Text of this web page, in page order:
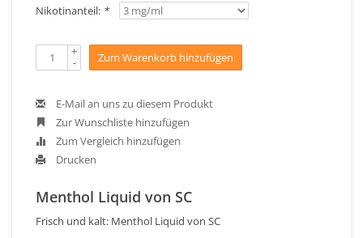
Nikotinanteil: *
+
- Zum Warenkorb hinzufügen
E-Mail an uns zu diesem Produkt
Zur Wunschliste hinzufügen
Zum Vergleich hinzufügen
Drucken
Menthol Liquid von SC
Frisch und kalt: Menthol Liquid von SC